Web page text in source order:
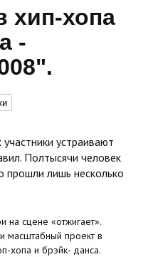
хип-хопа
-
устраивают
Полтысячи человек
прошли лишь несколько
на сцене «отжигает».
масштабный проект в
хопа и брэйк- данса.